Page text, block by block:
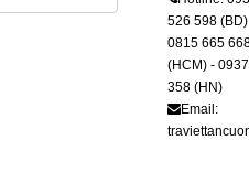
526 598
0815 665
(HCM) -
358 (HN)
Email: